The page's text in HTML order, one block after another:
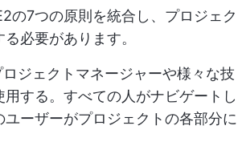
の7つの原則を統合し、プロジェク
必要があります。
ロジェクトマネージャーや様々な技
する。すべての人がナビゲートし
ーザーがプロジェクトの各部分に